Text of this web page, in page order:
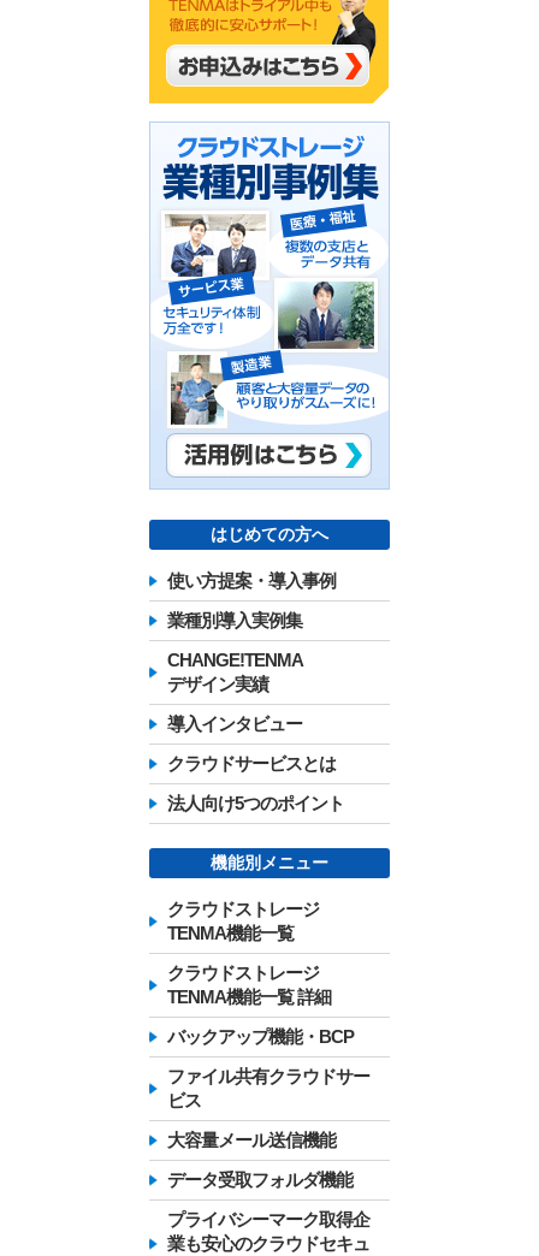
はじめての方へ
使い方提案・導入事例
業種別導入実例集
CHANGE!TENMA
デザイン実績
導入インタビュー
クラウドサービスとは
法人向け5つのポイント
機能別メニュー
クラウドストレージ
TENMA機能一覧
クラウドストレージ
TENMA機能一覧 詳細
バックアップ機能・BCP
ファイル共有クラウドサー
ビス
大容量メール送信機能
データ受取フォルダ機能
プライバシーマーク取得企
業も安心のクラウドセキュ